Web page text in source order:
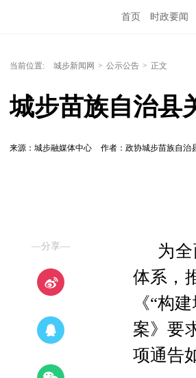
首页 时政要闻
当前位置: 城步新闻网 > 公示公告 > 正文
城步苗族自治县
来源：城步融媒体中心 作者：政协城步苗族自治
—分享—
为
体系，
《“构
案》要
项通告